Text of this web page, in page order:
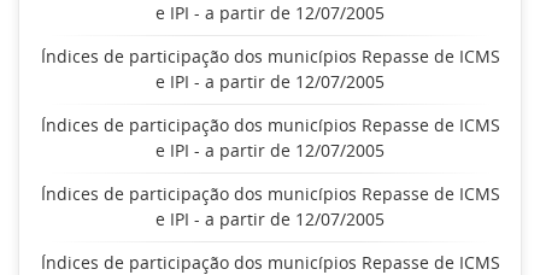
e IPI - a partir de 12/07/2005
Índices de participação dos municípios Repasse de ICMS
e IPI - a partir de 12/07/2005
Índices de participação dos municípios Repasse de ICMS
e IPI - a partir de 12/07/2005
Índices de participação dos municípios Repasse de ICMS
e IPI - a partir de 12/07/2005
Índices de participação dos municípios Repasse de ICMS